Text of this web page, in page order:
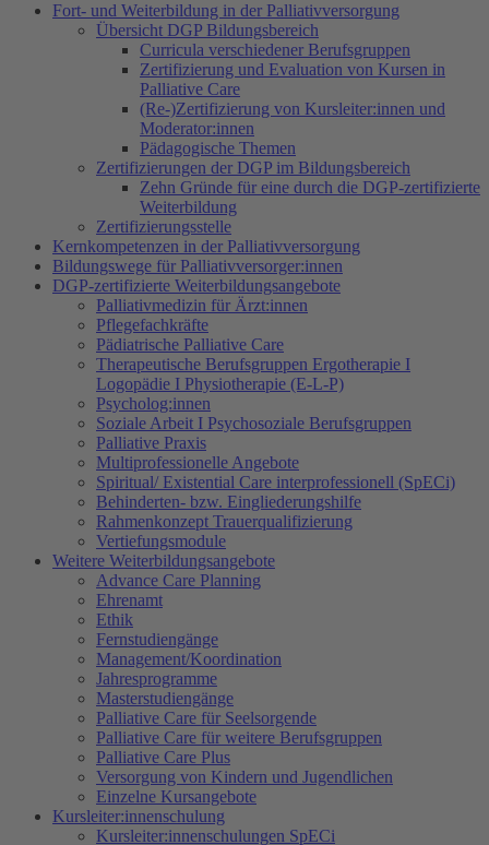
Fort- und Weiterbildung in der Palliativversorgung
Übersicht DGP Bildungsbereich
Curricula verschiedener Berufsgruppen
Zertifizierung und Evaluation von Kursen in
Palliative Care
(Re-)Zertifizierung von Kursleiter:innen und
Moderator:innen
Pädagogische Themen
Zertifizierungen der DGP im Bildungsbereich
Zehn Gründe für eine durch die DGP-zertifizierte
Weiterbildung
Zertifizierungsstelle
Kernkompetenzen in der Palliativversorgung
Bildungswege für Palliativversorger:innen
DGP-zertifizierte Weiterbildungsangebote
Palliativmedizin für Ärzt:innen
Pflegefachkräfte
Pädiatrische Palliative Care
Therapeutische Berufsgruppen Ergotherapie I
Logopädie I Physiotherapie (E-L-P)
Psycholog:innen
Soziale Arbeit I Psychosoziale Berufsgruppen
Palliative Praxis
Multiprofessionelle Angebote
Spiritual/ Existential Care interprofessionell (SpECi)
Behinderten- bzw. Eingliederungshilfe
Rahmenkonzept Trauerqualifizierung
Vertiefungsmodule
Weitere Weiterbildungsangebote
Advance Care Planning
Ehrenamt
Ethik
Fernstudiengänge
Management/Koordination
Jahresprogramme
Masterstudiengänge
Palliative Care für Seelsorgende
Palliative Care für weitere Berufsgruppen
Palliative Care Plus
Versorgung von Kindern und Jugendlichen
Einzelne Kursangebote
Kursleiter:innenschulung
Kursleiter:innenschulungen SpECi